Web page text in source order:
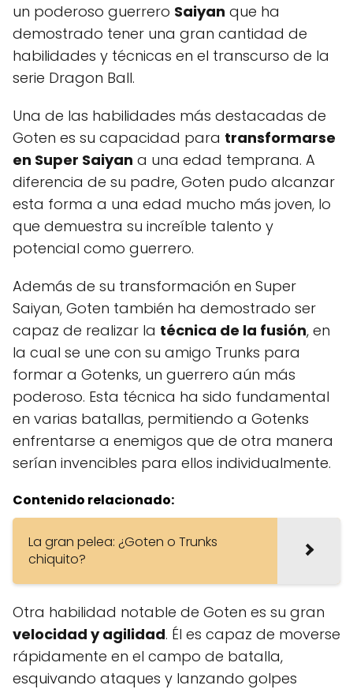
un poderoso guerrero Saiyan que ha
demostrado tener una gran cantidad de
habilidades y técnicas en el transcurso de la
serie Dragon Ball.
Una de las habilidades más destacadas de
Goten es su capacidad para transformarse
en Super Saiyan a una edad temprana. A
diferencia de su padre, Goten pudo alcanzar
esta forma a una edad mucho más joven, lo
que demuestra su increíble talento y
potencial como guerrero.
Además de su transformación en Super
Saiyan, Goten también ha demostrado ser
capaz de realizar la técnica de la fusión, en
la cual se une con su amigo Trunks para
formar a Gotenks, un guerrero aún más
poderoso. Esta técnica ha sido fundamental
en varias batallas, permitiendo a Gotenks
enfrentarse a enemigos que de otra manera
serían invencibles para ellos individualmente.
Contenido relacionado:
La gran pelea: ¿Goten o Trunks
chiquito?
Otra habilidad notable de Goten es su gran
velocidad y agilidad. Él es capaz de moverse
rápidamente en el campo de batalla,
esquivando ataques y lanzando golpes